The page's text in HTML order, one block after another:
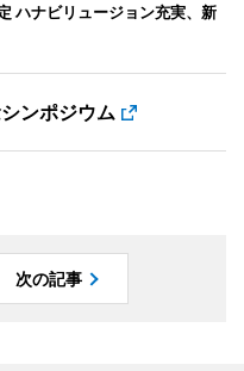
ハナビリュージョン充実、新
ンポジウム
次の記事